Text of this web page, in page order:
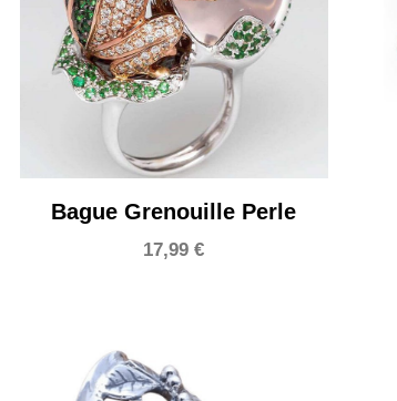
Bague Grenouille Perle
17,99€